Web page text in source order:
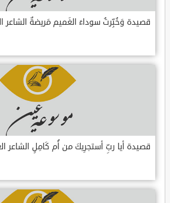
قصيدة وَخُبِّرتُ سوداءَ الغَميم مَريضةٌ الشاعر
قصيدة أيا ربِّ أستجرِيكَ من أُم كَامِلٍ الشاعر